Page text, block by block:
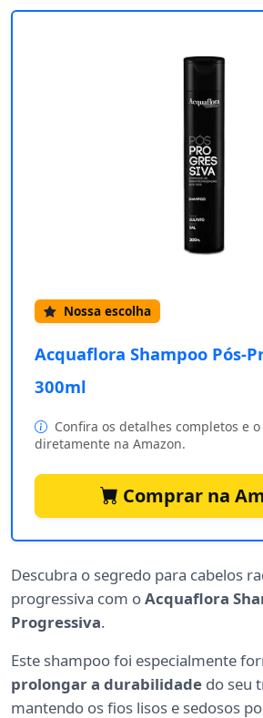
Nossa escolha
Acquaflora Shampoo Pós-
300ml
Confira os detalhes completos e
diretamente na Amazon.
Comprar na
Descubra o segredo para cabelos
progressiva com oAcquaflora
Progressiva.
Este shampoo foi especialmente
prolongar a durabilidade do seu
mantendo os fios lisos e sedosos